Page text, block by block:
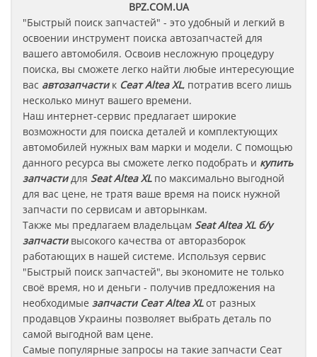
BPZ.COM.UA
"Быстрый поиск запчастей" - это удобный и легкий в
освоении инструмент поиска автозапчастей для
вашего автомобиля. Освоив несложную процедуру
поиска, вы сможете легко найти любые интересующие
вас автозапчастик Сеат Altea XL, потратив всего лишь
несколько минут вашего времени.
Наш интернет-сервис предлагает широкие
возможности для поиска деталей и комплектующих
автомобилей нужных вам марки и модели. С помощью
данного ресурса вы сможете легко подобрать и купить
запчастидля Seat Altea XLпо максимально выгодной
для вас цене, не тратя ваше время на поиск нужной
запчасти по сервисам и авторынкам.
Также мы предлагаем владельцам Seat Altea XLб/у
запчастивысокого качества от авторазборок
работающих в нашей системе. Используя сервис
"Быстрый поиск запчастей", вы экономите не только
своё время, но и деньги - получив предложения на
необходимые запчастиСеат Altea XLот разных
продавцов Украины позволяет выбрать деталь по
самой выгодной вам цене.
Самые популярные запросы на такие запчасти Сеат